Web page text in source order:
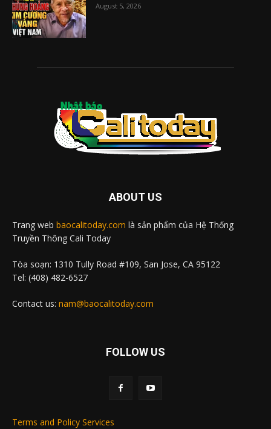
August 5, 2026
ABOUT US
Trang web baocalitoday.com là sản phẩm của Hệ Thống
Truyền Thông Cali Today
Tòa soạn: 1310 Tully Road #109, San Jose, CA 95122
Tel: (408) 482-6527
Contact us: nam@baocalitoday.com
FOLLOW US
Terms and Policy Services